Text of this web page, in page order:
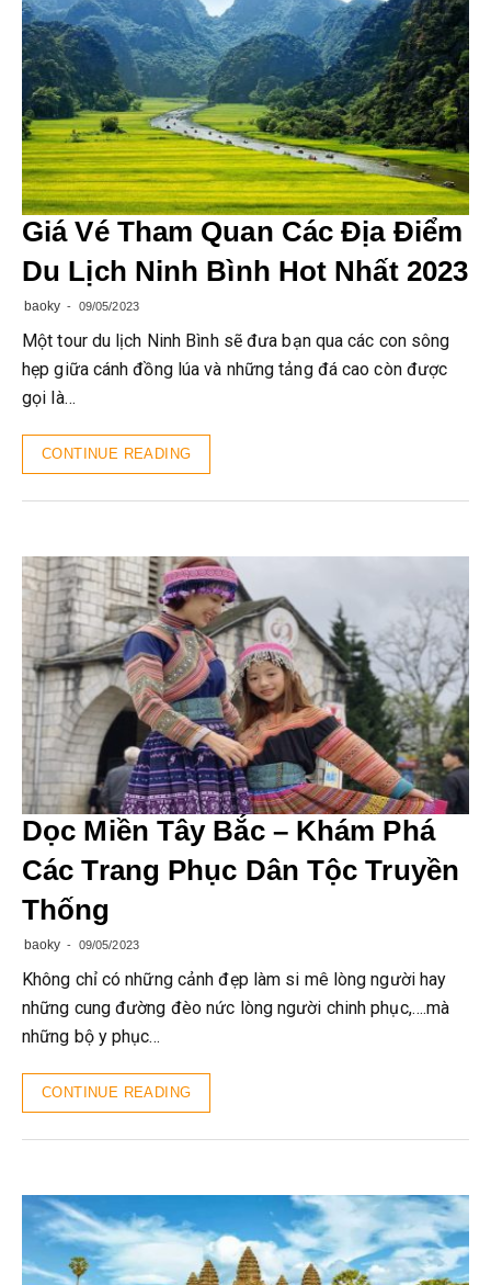
Giá Vé Tham Quan Các Địa Điểm
Du Lịch Ninh Bình Hot Nhất 2023
baoky 09/05/2023
Một tour du lịch Ninh Bình sẽ đưa bạn qua các con sông
hẹp giữa cánh đồng lúa và những tảng đá cao còn được
gọi là…
CONTINUE READING
Dọc Miền Tây Bắc – Khám Phá
Các Trang Phục Dân Tộc Truyền
Thống
baoky 09/05/2023
Không chỉ có những cảnh đẹp làm si mê lòng người hay
những cung đường đèo nức lòng người chinh phục,….mà
những bộ y phục…
CONTINUE READING